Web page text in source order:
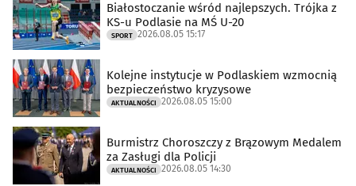
Białostoczanie wśród najlepszych. Trójka z
KS-u Podlasie na MŚ U-20
SPORT 2026.08.05 15:17
Kolejne instytucje w Podlaskiem wzmocnią
bezpieczeństwo kryzysowe
AKTUALNOŚCI 2026.08.05 15:00
Burmistrz Choroszczy z Brązowym Medalem
za Zasługi dla Policji
AKTUALNOŚCI 2026.08.05 14:30